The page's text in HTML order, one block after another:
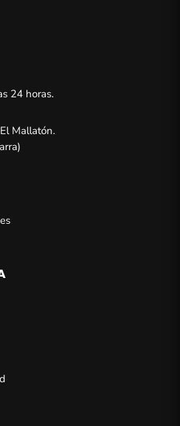
consentimiento de
24 horas.
Mallatón.